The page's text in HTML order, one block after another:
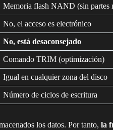
Memoria flash NAND (sin partes
No, el acceso es electrónico
No, está desaconsejado
Comando TRIM (optimización)
Igual en cualquier zona del disco
Número de ciclos de escritura
los datos. Por tanto, la